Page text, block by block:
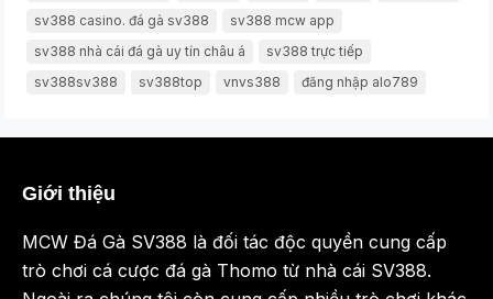
sv388 casino. đá gà sv388
sv388 mcw app
sv388 nhà cái đá gà uy tín châu á
sv388 trực tiếp
sv388sv388
sv388top vnvs388 đăng nhập alo789
Giới thiệu
MCW Đá Gà SV388 là đối tác độc quyền cung cấp
trò chơi cá cược đá gà Thomo từ nhà cái SV388.